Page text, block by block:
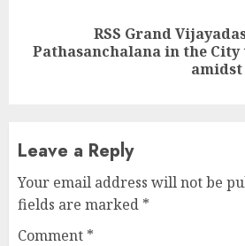
Next
RSS Grand
Pathasanchalana in the City
Leave a Reply
Your email address will not be
fields are marked *
Comment *